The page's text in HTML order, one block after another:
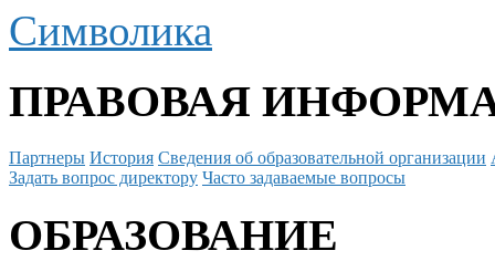
Символика
ПРАВОВАЯ
Партнеры История Сведения об образовательной организации
Задать вопрос директору Часто задаваемые вопросы
ОБРАЗОВАНИЕ